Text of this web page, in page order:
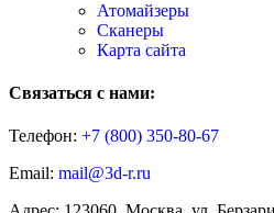
Атомайзеры
Сканеры
Карта сайта
Связаться с нами:
Телефон: +7 (800) 350-80-67
Email: mail@3d-r.ru